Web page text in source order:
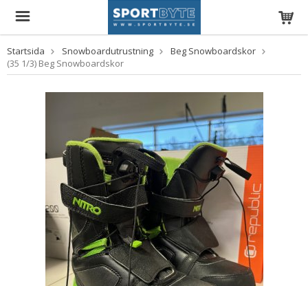
Startsida Snowboardutrustning
Beg Snowboardskor
(35 1/3) Beg Snowboardskor